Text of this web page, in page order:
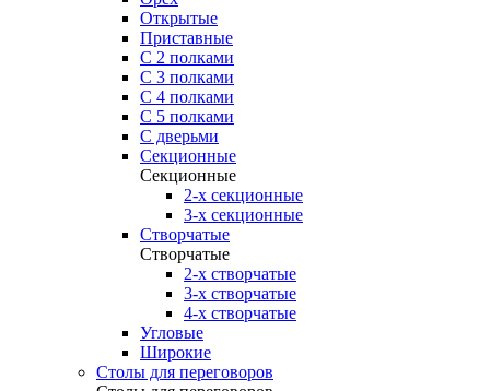
Открытые
Приставные
С 2 полками
С 3 полками
С 4 полками
С 5 полками
С дверьми
Секционные
Секционные
2-х секционные
3-х секционные
Створчатые
Створчатые
2-х створчатые
3-х створчатые
4-х створчатые
Угловые
Широкие
Столы для переговоров